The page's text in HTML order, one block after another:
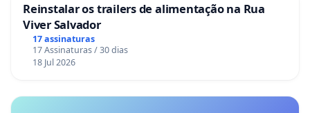
Reinstalar os trailers de alimentação na Rua
Viver Salvador
17 assinaturas
17 Assinaturas / 30 dias
18 Jul 2026